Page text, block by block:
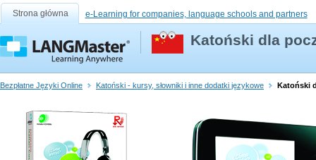
Strona główna e-Learning for companies, language schools and partners
Katoński dla
Bezpłatne Języki Online Katoński - kursy, słowniki i inne dodatki językowe Katoński